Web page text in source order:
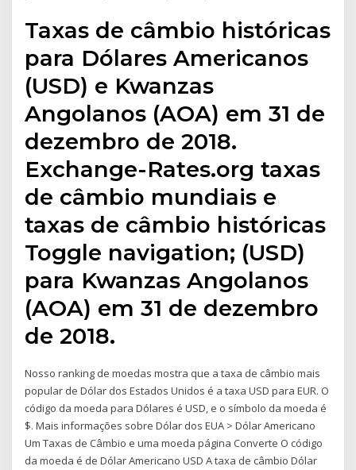
Taxas de câmbio históricas
para Dólares Americanos
(USD) e Kwanzas
Angolanos (AOA) em 31 de
dezembro de 2018.
Exchange-Rates.org taxas
de câmbio mundiais e
taxas de câmbio históricas
Toggle navigation; (USD)
para Kwanzas Angolanos
(AOA) em 31 de dezembro
de 2018.
Nosso ranking de moedas mostra que a taxa de câmbio mais
popular de Dólar dos Estados Unidos é a taxa USD para EUR. O
código da moeda para Dólares é USD, e o símbolo da moeda é
$. Mais informações sobre Dólar dos EUA > Dólar Americano
Um Taxas de Câmbio e uma moeda página Converte O código
da moeda é de Dólar Americano USD A taxa de câmbio Dólar